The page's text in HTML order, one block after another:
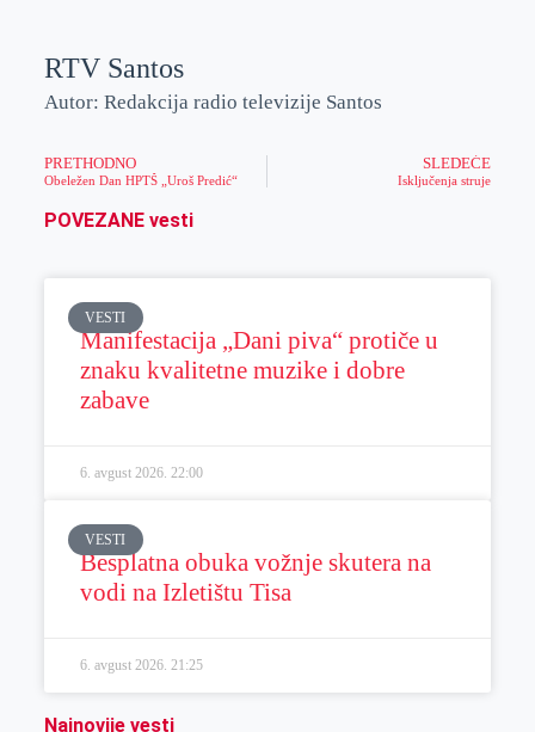
RTV Santos
Autor: Redakcija radio televizije Santos
PRETHODNO
Obeležen Dan HPTŠ „Uroš Predić“
SLEDEĆE
Isključenja struje
POVEZANE vesti
VESTI
Manifestacija „Dani piva“ protiče u
znaku kvalitetne muzike i dobre
zabave
6. avgust 2026. 22:00
VESTI
Besplatna obuka vožnje skutera na
vodi na Izletištu Tisa
6. avgust 2026. 21:25
Najnovije vesti